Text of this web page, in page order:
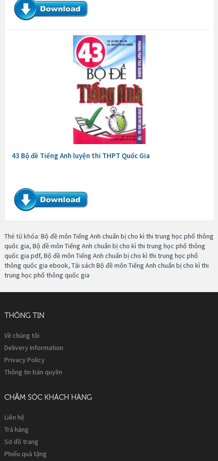
43 Bộ đề Tiếng Anh luyện thi THPT Quốc Gia
Thẻ từ khóa: Bộ đề môn Tiếng Anh chuẩn bị cho kì thi trung học phổ thông
quốc gia, Bộ đề môn Tiếng Anh chuẩn bị cho kì thi trung học phổ thông
quốc gia pdf, Bộ đề môn Tiếng Anh chuẩn bị cho kì thi trung học phổ
thông quốc gia ebook, Tải sách Bộ đề môn Tiếng Anh chuẩn bị cho kì thi
trung học phổ thông quốc gia
THÔNG TIN
Về chúng tôi
Delivery Information
Privacy Policy
Thông tin bản quyền
CHĂM SÓC KHÁCH HÀNG
Liên hệ
Trả hàng
Sơ đồ trang
Phiếu quà tặng